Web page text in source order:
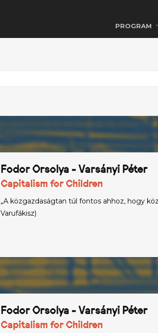
PROGRAM
Fodor Orsolya - Varsányi Péter
Capitalism for Children
„A közgazdaságtan túl fontos ahhoz, hogy
Varufákisz)
Fodor Orsolya - Varsányi Péter
Capitalism for Children